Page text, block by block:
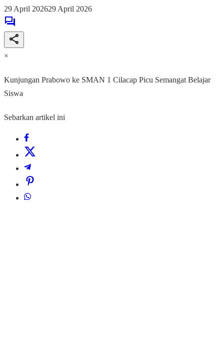
29 April 202629 April 2026
×
Kunjungan Prabowo ke SMAN 1 Cilacap Picu Semangat Belajar
Siswa
Sebarkan artikel ini